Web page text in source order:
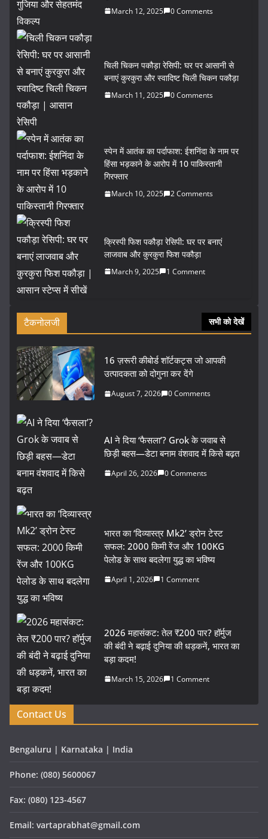
March 12, 2025 0 Comments
चिली चिकन पकौड़ा रेसिपी: घर पर आसानी से
बनाएं कुरकुरा और स्वादिष्ट चिली चिकन पकौड़ा
March 11, 2025 0 Comments
स्पेन में आतंक का पर्दाफाश: ईशनिंदा के नाम पर
हिंसा भड़काने के आरोप में 10 पाकिस्तानी
गिरफ्तार
March 10, 2025 2 Comments
क्रिस्पी फिश पकौड़ा रेसिपी: घर पर बनाएं
लाजवाब और कुरकुरा फिश पकौड़ा
March 9, 2025 1 Comment
टैकनोलजी सभी को देखें
16 ज़रूरी कीबोर्ड शॉर्टकट्स जो आपकी
उत्पादकता को दोगुना कर देंगे
August 7, 2026 0 Comments
AI ने दिया ‘फैसला’? Grok के जवाब से
छिड़ी बहस—डेटा बनाम वंशवाद में किसे बढ़त
April 26, 2026 0 Comments
भारत का ‘दिव्यास्त्र Mk2’ ड्रोन टेस्ट
सफल: 2000 किमी रेंज और 100KG
पेलोड के साथ बदलेगा युद्ध का भविष्य
April 1, 2026 1 Comment
2026 महासंकट: तेल ₹200 पार? हॉर्मुज
की बंदी ने बढ़ाई दुनिया की धड़कनें, भारत का
बड़ा कदम!
March 15, 2026 1 Comment
Contact Us
Bengaluru | Karnataka | India
Phone: (080) 5600067
Fax: (080) 123-4567
Email: vartaprabhat@gmail.com